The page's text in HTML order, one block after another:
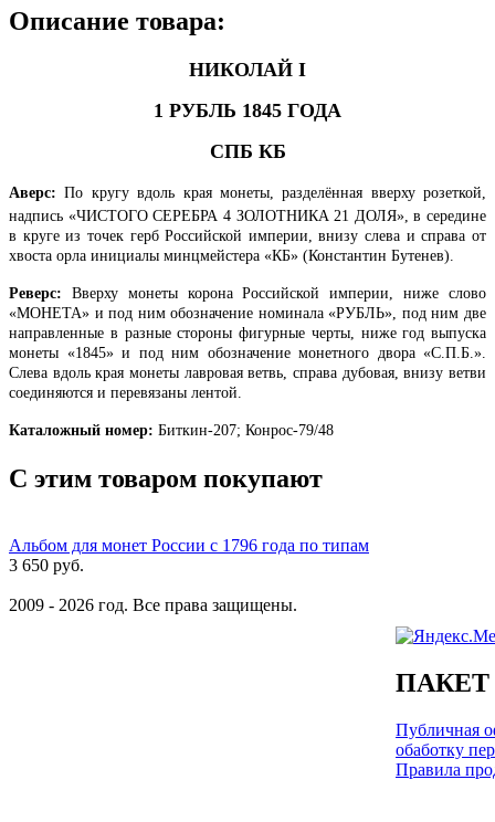
Описание товара:
НИКОЛАЙ I
1 РУБЛЬ 1845 ГОДА
СПБ КБ
Аверс: По кругу вдоль края монеты, разделённая вверху розеткой,
надпись «ЧИСТОГО СЕРЕБРА 4 ЗОЛОТНИКА 21 ДОЛЯ», в середине
в круге из точек герб Российской империи, внизу слева и справа от
хвоста орла инициалы минцмейстера «КБ» (Константин Бутенев).
Реверс: Вверху монеты корона Российской империи, ниже слово
«МОНЕТА» и под ним обозначение номинала «РУБЛЬ», под ним две
направленные в разные стороны фигурные черты, ниже год выпуска
монеты «1845» и под ним обозначение монетного двора «С.П.Б.».
Слева вдоль края монеты лавровая ветвь, справа дубовая, внизу ветви
соединяются и перевязаны лентой.
Каталожный номер: Биткин-207; Конрос-79/48
С этим товаром покупают
Альбом для монет России с 1796 года по типам
3 650 руб.
2009 - 2026 год. Все права защищены.
Публичная
обаботку
Правила